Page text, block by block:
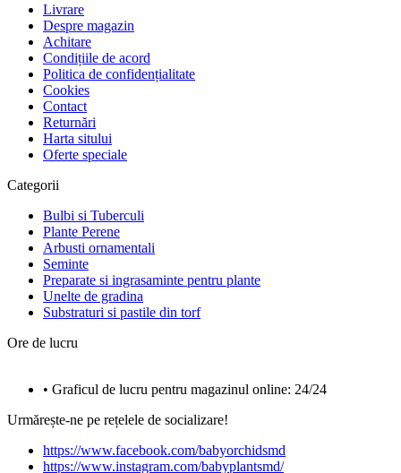
Livrare
Despre magazin
Achitare
Condițiile de acord
Politica de confidențialitate
Cookies
Contact
Returnări
Harta sitului
Oferte speciale
Categorii
Bulbi si Tuberculi
Plante Perene
Arbusti ornamentali
Seminte
Preparate si ingrasaminte pentru plante
Unelte de gradina
Substraturi si pastile din torf
Ore de lucru
• Graficul de lucru pentru magazinul online: 24/24
Urmărește-ne pe rețelele de socializare!
https://www.facebook.com/babyorchidsmd
https://www.instagram.com/babyplantsmd/